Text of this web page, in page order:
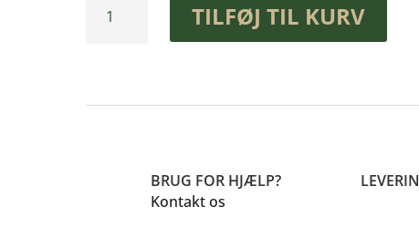
HeatSave
TILFØJ TIL KURV
BRUG FOR HJÆLP?
Kontakt os